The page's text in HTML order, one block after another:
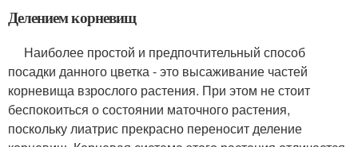
Делением корневищ
Наиболее простой и предпочтительный способ
посадки данного цветка - это высаживание частей
корневища взрослого растения. При этом не стоит
беспокоиться о состоянии маточного растения,
поскольку лиатрис прекрасно переносит деление